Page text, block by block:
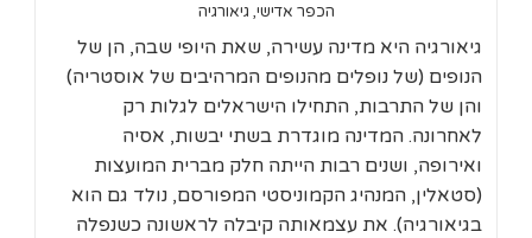
הכפר אדישי, גיאורגיה
גיאורגיה היא מדינה עשירה, שאת היופי שבה, הן של
הנופים (של נופלים מהנופים המרהיבים של אוסטריה)
והן של התרבות, התחילו הישראלים לגלות רק
לאחרונה. המדינה מוגדרת בשתי יבשות, אסיה
ואירופה, ושנים רבות הייתה חלק מברית המועצות
(סטאלין, המנהיג הקמוניסטי המפורסם, נולד גם הוא
בגיאורגיה). את עצמאותה קיבלה לראשונה כשנפלה